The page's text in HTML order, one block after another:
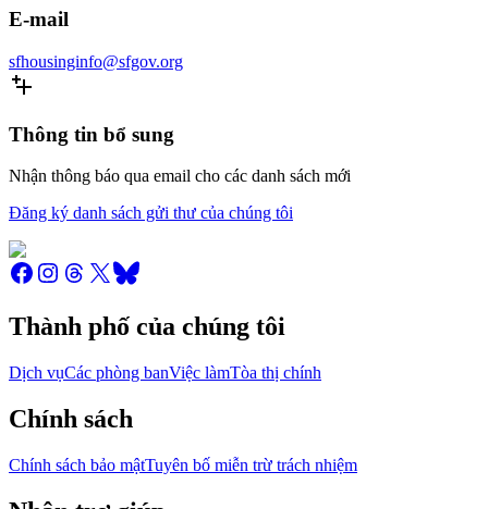
E-mail
sfhousinginfo@sfgov.org
Thông tin bổ sung
Nhận thông báo qua email cho các danh sách mới
Đăng ký danh sách gửi thư của chúng tôi
Thành phố của chúng tôi
Dịch vụCác phòng banViệc làmTòa thị chính
Chính sách
Chính sách bảo mậtTuyên bố miễn trừ trách nhiệm